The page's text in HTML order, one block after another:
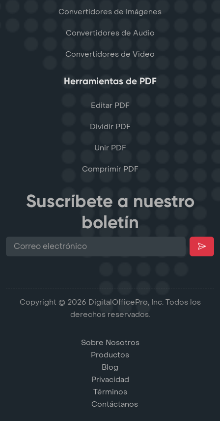
Convertidores de Imágenes
Convertidores de Audio
Convertidores de Video
Herramientas de PDF
Editar PDF
Dividir PDF
Unir PDF
Comprimir PDF
Suscríbete a nuestro
boletín
Copyright © 2026 DigitalOfficePro, Inc. Todos los
derechos reservados.
Sobre Nosotros
Productos
Blog
Privacidad
Términos
Contáctanos